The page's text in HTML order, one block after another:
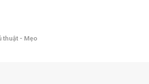
thuật - Mẹo